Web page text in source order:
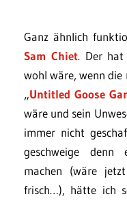
Ganz ähnlich
Sam Chiet. Der hat
wohl wäre, wenn die
„Untitled Goose
wäre und sein
immer nicht
geschweige denn
machen (wäre
frisch…), hätte ich